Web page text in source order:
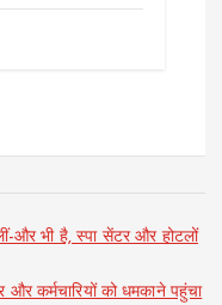
और भी है, स्पा सेंटर और होटलों
कर्मचारियों को धमकाने पहुंचा